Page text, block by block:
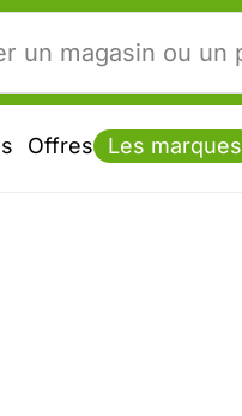
Offres Les marques